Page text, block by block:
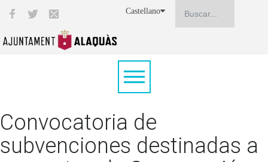
Castellano
Convocatoria de
subvenciones destinadas a